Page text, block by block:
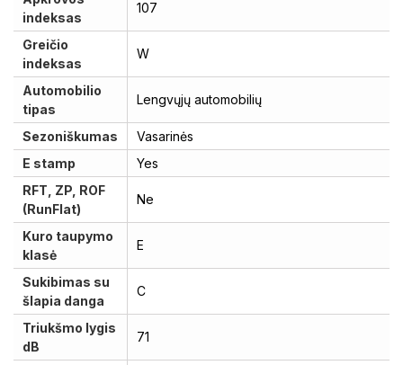
indeksas
107
Greičio
indeksas
W
Automobilio
tipas
Lengvųjų automobilių
Sezoniškumas
Vasarinės
E stamp
Yes
RFT, ZP, ROF
(RunFlat)
Ne
Kuro taupymo
klasė
E
Sukibimas su
šlapia danga
C
Triukšmo lygis
dB
71